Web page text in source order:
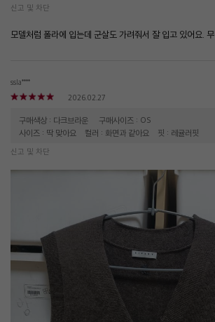
신고 및 차단
모델처럼 폴라에 입는데 군살도 가려줘서 잘 입고 있어요.
ssla****
2026.02.27
구매색상 : 다크브라운
구매사이즈 : OS
사이즈 : 딱 맞아요
컬러 : 화면과 같아요 핏 : 레귤러핏
신고 및 차단